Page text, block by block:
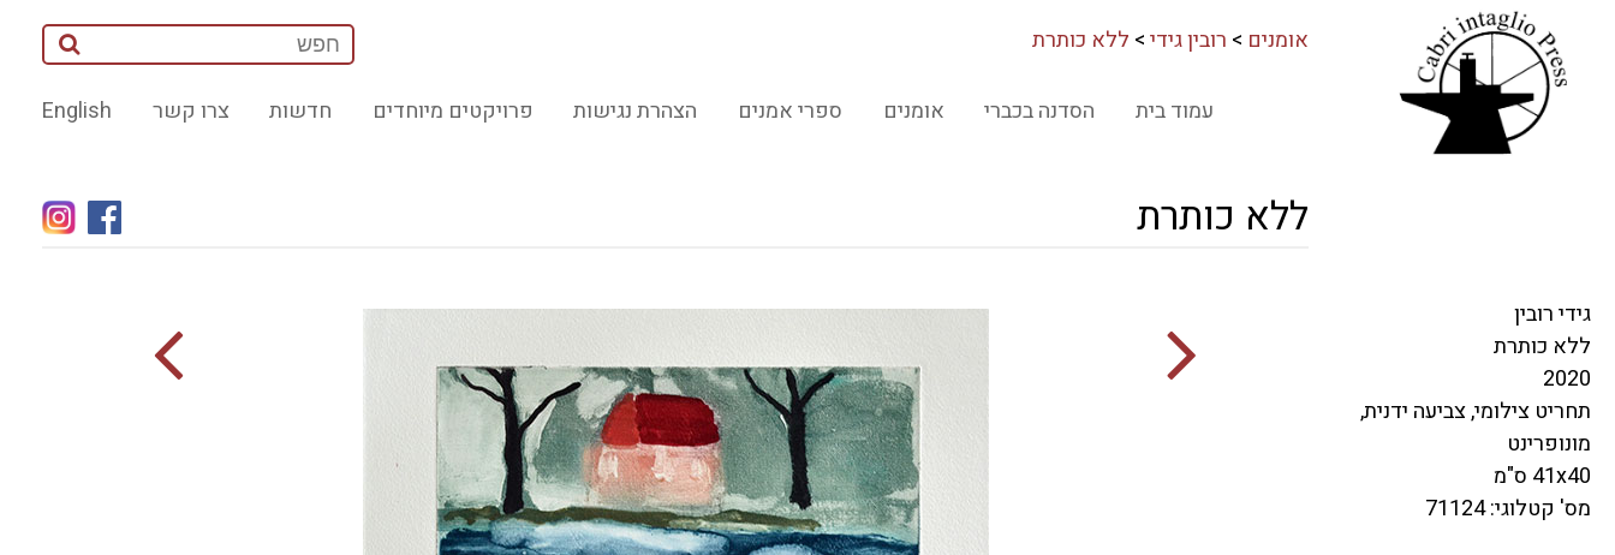
אומנים > רובין גידי> ללא כותרת
English צרו קשר חדשות פרויקטים מיוחדים הצהרת נגישות ספרי אמנים אומנים הסדנה בכברי עמוד בית
ללא כותרת
גידי רובין
ללא כותרת
2020
תחריט צילומי, צביעה ידנית,
מונופרינט
41x40 ס"מ
מס' קטלוגי: 71124